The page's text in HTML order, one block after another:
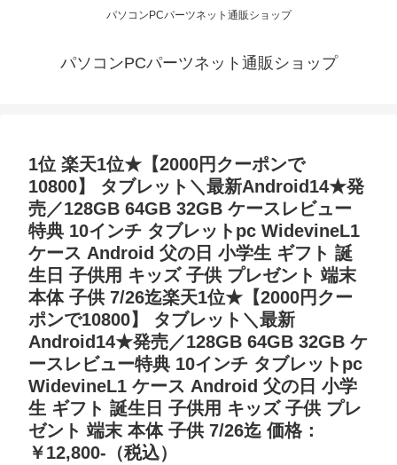
パソコンPCパーツネット通販ショップ
パソコンPCパーツネット通販ショップ
1位 楽天1位★【2000円クーポンで
10800】 タブレット＼最新Android14★発
売／128GB 64GB 32GB ケースレビュー
特典 10インチ タブレットpc WidevineL1
ケース Android 父の日 小学生 ギフト 誕
生日 子供用 キッズ 子供 プレゼント 端末
本体 子供 7/26迄楽天1位★【2000円クー
ポンで10800】 タブレット＼最新
Android14★発売／128GB 64GB 32GB ケ
ースレビュー特典 10インチ タブレットpc
WidevineL1 ケース Android 父の日 小学
生 ギフト 誕生日 子供用 キッズ 子供 プレ
ゼント 端末 本体 子供 7/26迄 価格：
￥12,800-（税込）